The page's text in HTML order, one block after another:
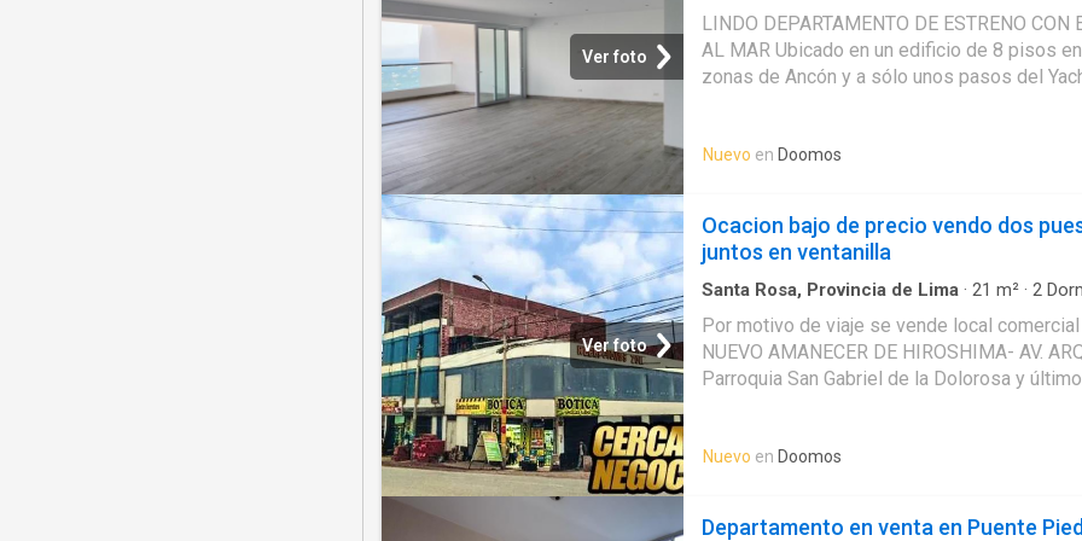
parrilla y salón de fiestas Minimarket donde
Juegos para niños Amplias Áreas verdes
temprana PET FRIENDLY ️ se vende sin
tiene cochera de visita pero se puede
Instalcion de gas natural
Ver foto
LINDO DEPARTAMENTO DE ESTRENO CON
AL MAR Ubicado en un edificio de 8 pisos
zonas de Ancón y a sólo unos pasos del
sala de estar, baño de visitas, terraza, 4
dormitorio principal con baño incorporado,
Nuevo en Doomos
Ver foto
Ocacion bajo de precio vendo dos
juntos en ventanilla
Santa Rosa, Provincia de Lima · 21 m² · 2
Por motivo de viaje se vende local comercial
NUEVO AMANECER DE HIROSHIMA- AV.
Parroquia San Gabriel de la Dolorosa y
para adentro del mercado, ubicado en
agradable, cerca a comisaria, posta medica,
Nuevo en Doomos
Departamento en venta en Puente